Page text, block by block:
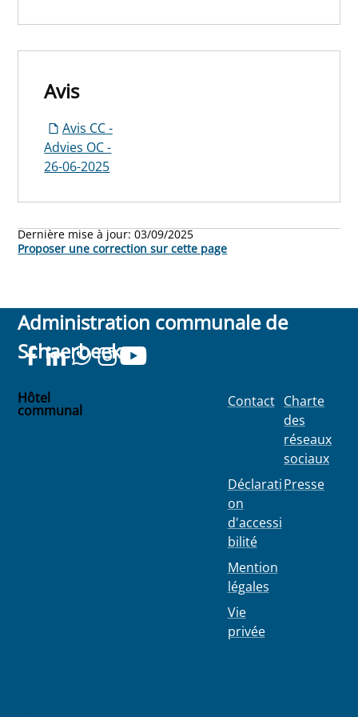
Avis
Avis CC -
Advies OC -
26-06-2025
Dernière mise à jour:03/09/2025
Proposer une correction sur cette page
Administration communale de
Schaerbeek
Hôtel
communal
Contact
Déclarati
on
d'accessi
bilité
Mention
légales
Vie
privée
Charte
des
réseaux
sociaux
Presse